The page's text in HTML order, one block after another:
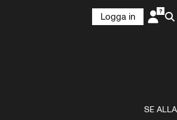
Logga in
SE ALLA